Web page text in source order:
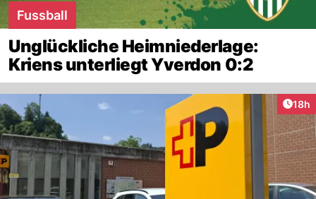
Fussball
Unglückliche Heimniederlage:
Kriens unterliegt Yverdon 0:2
18h